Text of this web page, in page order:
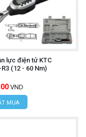
lực điện tử KTC
R3 (12 - 60 Nm)
VND
MUA